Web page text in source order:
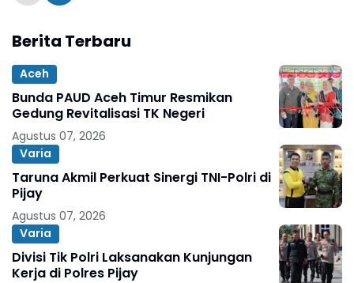
Berita Terbaru
Aceh
Bunda PAUD Aceh Timur Resmikan
Gedung Revitalisasi TK Negeri
Agustus 07, 2026
Varia
Taruna Akmil Perkuat Sinergi TNI-Polri di
Pijay
Agustus 07, 2026
Varia
Divisi Tik Polri Laksanakan Kunjungan
Kerja di Polres Pijay